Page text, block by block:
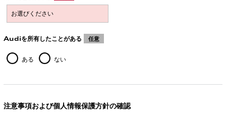
Audiを所有したことがある 任意
ある ない
注意事項および個人情報保護方針の確認